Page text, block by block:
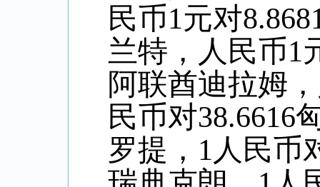
民币1元对
兰特，人民币1
阿联酋迪拉姆
民币对38.6616
罗提，1人民币